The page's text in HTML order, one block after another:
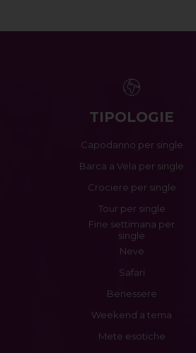
TIPOLOGIE
Capodanno per single
Barca a Vela per single
Crociere per single
Tour per single
Fine settimana per
single
Neve
Safari
Benessere
Weekend a tema
Mete esotiche